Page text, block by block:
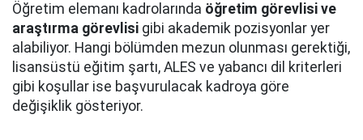
Öğretim elemanı kadrolarında öğretim görevlisi ve
araştırma görevlisi gibi akademik pozisyonlar yer
alabiliyor. Hangi bölümden mezun olunması gerektiği,
lisansüstü eğitim şartı, ALES ve yabancı dil kriterleri
gibi koşullar ise başvurulacak kadroya göre
değişiklik gösteriyor.